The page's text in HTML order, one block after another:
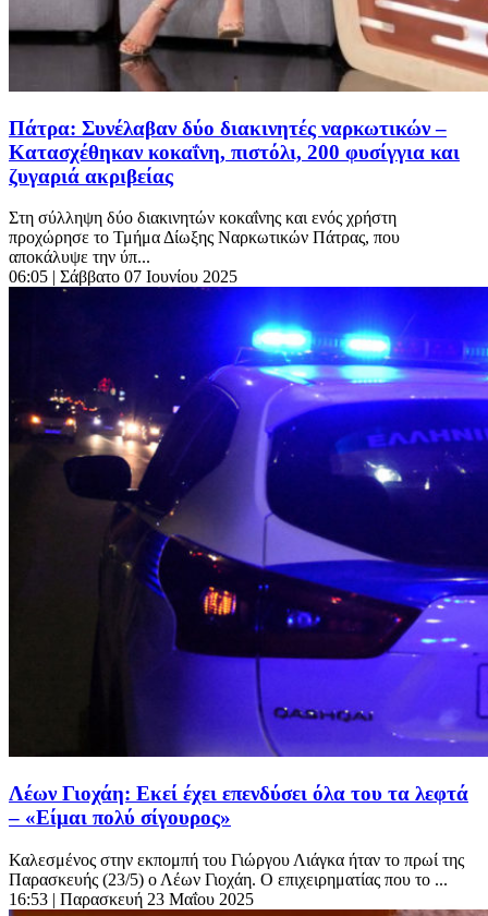
Πάτρα: Συνέλαβαν δύο διακινητές ναρκωτικών –
Κατασχέθηκαν κοκαΐνη, πιστόλι, 200 φυσίγγια και
ζυγαριά ακριβείας
Στη σύλληψη δύο διακινητών κοκαΐνης και ενός χρήστη
προχώρησε το Τμήμα Δίωξης Ναρκωτικών Πάτρας, που
αποκάλυψε την ύπ...
06:05 | Σάββατο 07 Ιουνίου 2025
Λέων Γιοχάη: Εκεί έχει επενδύσει όλα του τα λεφτά
– «Είμαι πολύ σίγουρος»
Καλεσμένος στην εκπομπή του Γιώργου Λιάγκα ήταν το πρωί της
Παρασκευής (23/5) ο Λέων Γιοχάη. Ο επιχειρηματίας που το ...
16:53 | Παρασκευή 23 Μαΐου 2025